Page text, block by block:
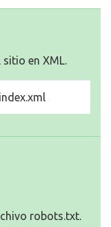
sitio en XML.
robots.txt.